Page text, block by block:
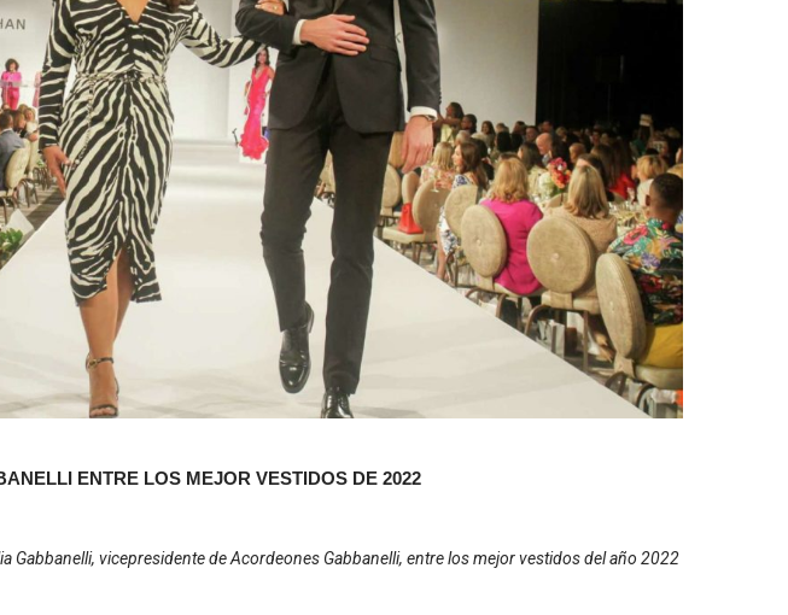
ENTRE LOS MEJOR VESTIDOS DE 2022
Gabbanelli, vicepresidente de Acordeones Gabbanelli, entre los mejor vestidos del año 2022